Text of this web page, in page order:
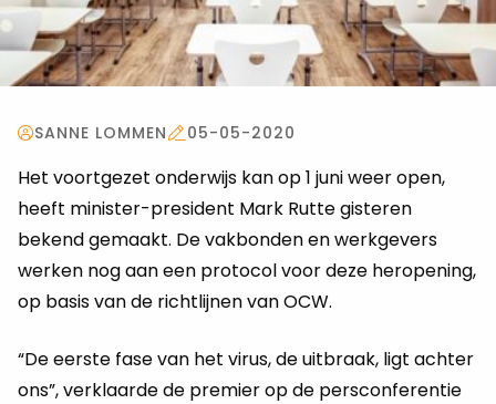
SANNE LOMMEN 05-05-2020
Het voortgezet onderwijs kan op 1 juni weer open,
heeft minister-president Mark Rutte gisteren
bekend gemaakt. De vakbonden en werkgevers
werken nog aan een protocol voor deze heropening,
op basis van de richtlijnen van OCW.
“De eerste fase van het virus, de uitbraak, ligt achter
ons”, verklaarde de premier op de persconferentie